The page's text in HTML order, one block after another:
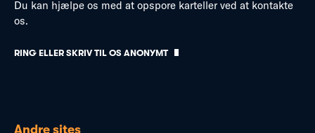
Du kan hjælpe os med at opspore karteller ved at kontakte
os.
RING ELLER SKRIV TIL OS ANONYMT
Andre sites